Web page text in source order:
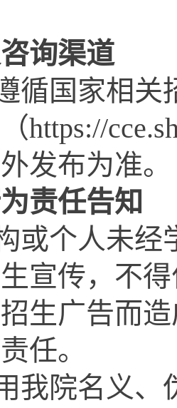
询渠道
循国家相关
https://
发布为准。
责任告知
或个人未经
宣传，不
生广告而
任。
我院名义